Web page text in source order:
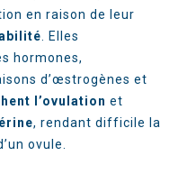
en raison de leur
. Elles
hormones,
d’œstrogènes et
l’ovulation et
, rendant difficile la
ovule.